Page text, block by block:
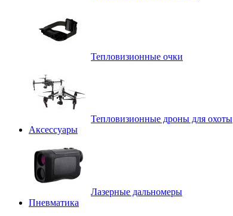
Тепловизионные очки
Тепловизионные дроны для охоты
Аксессуары
Лазерные дальномеры
Пневматика